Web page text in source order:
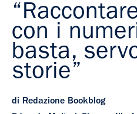
con i
basta,
storie”
di Redazione Bookblog